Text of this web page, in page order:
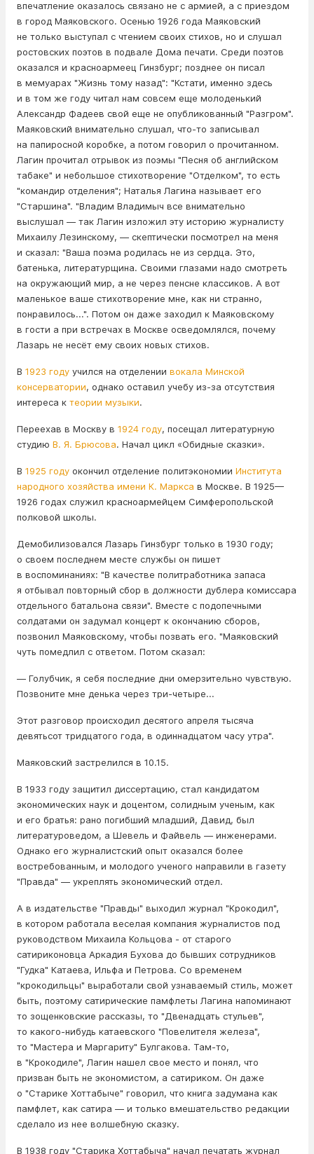
впечатление оказалось связано не с армией, а с приездом
в город Маяковского. Осенью 1926 года Маяковский
не только выступал с чтением своих стихов, но и слушал
ростовских поэтов в подвале Дома печати. Среди поэтов
оказался и красноармеец Гинзбург; позднее он писал
в мемуарах "Жизнь тому назад": "Кстати, именно здесь
и в том же году читал нам совсем еще молоденький
Александр Фадеев свой еще не опубликованный "Разгром".
Маяковский внимательно слушал, что-то записывал
на папиросной коробке, а потом говорил о прочитанном.
Лагин прочитал отрывок из поэмы "Песня об английском
табаке" и небольшое стихотворение "Отделком", то есть
"командир отделения"; Наталья Лагина называет его
"Старшина". "Владим Владимыч все внимательно
выслушал — так Лагин изложил эту историю журналисту
Михаилу Лезинскому, — скептически посмотрел на меня
и сказал: "Ваша поэма родилась не из сердца. Это,
батенька, литературщина. Своими глазами надо смотреть
на окружающий мир, а не через пенсне классиков. А вот
маленькое ваше стихотворение мне, как ни странно,
понравилось...". Потом он даже заходил к Маяковскому
в гости а при встречах в Москве осведомлялся, почему
Лазарь не несёт ему своих новых стихов.
В 1923 году учился на отделении вокала Минской
консерватории, однако оставил учебу из-за отсутствия
интереса к теории музыки.
Переехав в Москву в 1924 году, посещал литературную
студию В. Я. Брюсова. Начал цикл «Обидные сказки».
В 1925 году окончил отделение политэкономии Института
народного хозяйства имени К. Маркса в Москве. В 1925—
1926 годах служил красноармейцем Симферопольской
полковой школы.
Демобилизовался Лазарь Гинзбург только в 1930 году;
о своем последнем месте службы он пишет
в воспоминаниях: "В качестве политработника запаса
я отбывал повторный сбор в должности дублера комиссара
отдельного батальона связи". Вместе с подопечными
солдатами он задумал концерт к окончанию сборов,
позвонил Маяковскому, чтобы позвать его. "Маяковский
чуть помедлил с ответом. Потом сказал:
— Голубчик, я себя последние дни омерзительно чувствую.
Позвоните мне денька через три-четыре...
Этот разговор происходил десятого апреля тысяча
девятьсот тридцатого года, в одиннадцатом часу утра".
Маяковский застрелился в 10.15.
В 1933 году защитил диссертацию, стал кандидатом
экономических наук и доцентом, солидным ученым, как
и его братья: рано погибший младший, Давид, был
литературоведом, а Шевель и Файвель — инженерами.
Однако его журналистский опыт оказался более
востребованным, и молодого ученого направили в газету
"Правда" — укреплять экономический отдел.
А в издательстве "Правды" выходил журнал "Крокодил",
в котором работала веселая компания журналистов под
руководством Михаила Кольцова - от старого
сатириконовца Аркадия Бухова до бывших сотрудников
"Гудка" Катаева, Ильфа и Петрова. Со временем
"крокодильцы" выработали свой узнаваемый стиль, может
быть, поэтому сатирические памфлеты Лагина напоминают
то зощенковские рассказы, то "Двенадцать стульев",
то какого-нибудь катаевского "Повелителя железа",
то "Мастера и Маргариту" Булгакова. Там-то,
в "Крокодиле", Лагин нашел свое место и понял, что
призван быть не экономистом, а сатириком. Он даже
о "Старике Хоттабыче" говорил, что книга задумана как
памфлет, как сатира — и только вмешательство редакции
сделало из нее волшебную сказку.
В 1938 году "Старика Хоттабыча" начал печатать журнал